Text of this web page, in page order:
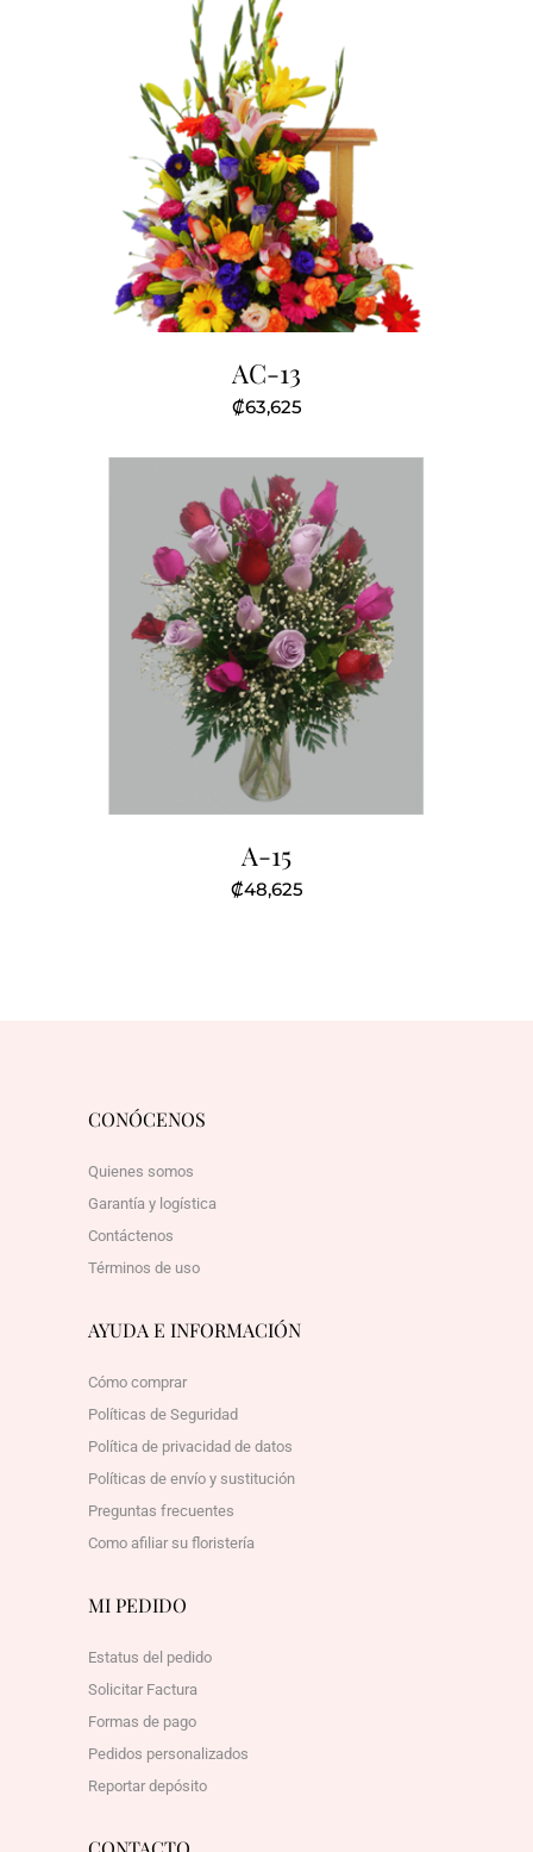
AC-13
₡63,625
A-15
₡48,625
CONÓCENOS
Quienes somos
Garantía y logística
Contáctenos
Términos de uso
AYUDA E INFORMACIÓN
Cómo comprar
Políticas de Seguridad
Política de privacidad de datos
Políticas de envío y sustitución
Preguntas frecuentes
Como afiliar su floristería
MI PEDIDO
Estatus del pedido
Solicitar Factura
Formas de pago
Pedidos personalizados
Reportar depósito